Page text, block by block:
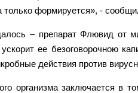
только формируется», -
– препарат Флювид от
ее безоговорочною
действия против
организма заключается